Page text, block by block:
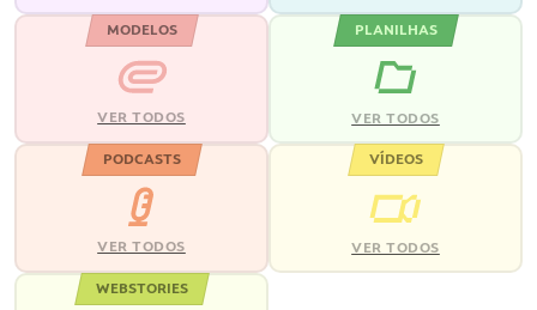
MODELOS
VER TODOS
PLANILHAS
VER TODOS
PODCASTS
VER TODOS
VÍDEOS
VER TODOS
WEBSTORIES